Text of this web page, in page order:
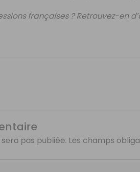
françaises ? Retrouvez-en
pas publiée. Les champs